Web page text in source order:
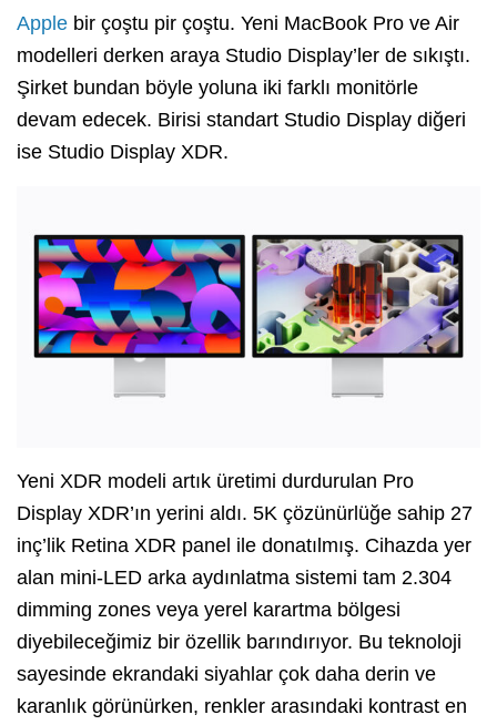
Apple bir çoştu pir çoştu. Yeni MacBook Pro ve Air
modelleri derken araya Studio Display’ler de sıkıştı.
Şirket bundan böyle yoluna iki farklı monitörle
devam edecek. Birisi standart Studio Display diğeri
ise Studio Display XDR.
Yeni XDR modeli artık üretimi durdurulan Pro
Display XDR’ın yerini aldı. 5K çözünürlüğe sahip 27
inç’lik Retina XDR panel ile donatılmış. Cihazda yer
alan mini-LED arka aydınlatma sistemi tam 2.304
dimming zones veya yerel karartma bölgesi
diyebileceğimiz bir özellik barındırıyor. Bu teknoloji
sayesinde ekrandaki siyahlar çok daha derin ve
karanlık görünürken, renkler arasındaki kontrast en